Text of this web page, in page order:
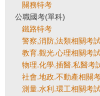
關務特考
公職國考(單科)
鐵路特考
警察,消防,法類相關考
教育.觀光.心理相關考
物理.化學.插醫.私醫考
社會.地政.不動產相關
測量.水利.環工相關考